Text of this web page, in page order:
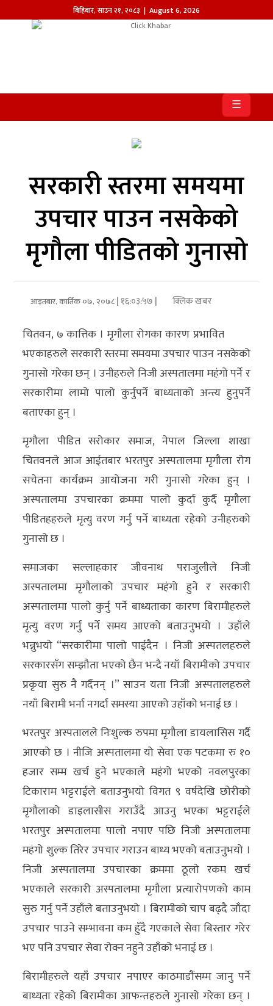
बिहिबार,साउन२१,२०८३ | August 6, 2026
पत्रिका
सम्पादकीय
राजनीति
अन्तर्राष्ट्रिय
अर्थ/
मनाेरञ्जन
विज्ञान
प्रविधि
विचार/
ब्लग
खेलकुद
रोचक
अन्य
क्लिक
खबर
विशेष
राशिफल
फोटो
ग्यालरी
भिडियो
☰
सरकारी स्तरमा समयमा
उपचार पाउन नसकेको
मृगौला पीडितको गुनासो
आइतबार, कार्तिक ०७, २०७८| १६:०३:५७ | क्लिक खबर
चितवन, ७ कात्तिक । मृगौला रोगका कारण प्रभावित
भएकाहरुले सरकारी स्तरमा समयमा उपचार पाउन नसकेको
गुनासो गरेका छन् । उनीहरुले निजी अस्पतालमा महंगो पर्ने र
सरकारीमा लामो पालो कुर्नुपर्ने बाध्यताको अन्त्य हुनुपर्ने
बताएका हुन् ।
मृगौला पीडित सरोकार समाज, नेपाल जिल्ला शाखा
चितवनले आज आईतबार भरतपुर अस्पतालमा मृगौला रोग
सचेतना कार्यक्रम आयोजना गरी गुनासो गरेका हुन् ।
अस्पतालमा उपचारका क्रममा पालो कुर्दा कुर्दै मृगौला
पीडितहहरुले मृत्यु वरण गर्नु पर्ने बाध्यता रहेको उनीहरुको
गुनासो छ ।
समाजका सल्लाहकार जीवनाथ पराजुलीले निजी
अस्पतालमा मृगौलाको उपचार महंगो हुने र सरकारी
अस्पतालमा पालो कुर्नु पर्ने बाध्यताका कारण बिरामीहरुले
मृत्यु वरण गर्नु पर्ने समय आएको बताउनुभयो । उहाँले
भन्नुभयो “सरकारीमा पालो पाईदैन । निजी अस्पतलहरुले
सरकारसँग सम्झौता भएको छैन भन्दै नयाँ बिरामीको उपचार
प्रकृया सुरु नै गर्दैनन् ।” साउन यता निजी अस्पतालहरुले
नयाँ बिरामी भर्ना नगर्दा समस्या आएको उहाँको भनाई छ ।
भरतपुर अस्पतालले निःशुल्क रुपमा मृगौला डायलासिस गर्दै
आएको छ । नीजि अस्पतालमा यो सेवा एक पटकमा रु १०
हजार सम्म खर्च हुने भएकाले महंगो भएको नवलपुरका
टिकाराम भट्टराईले बताउनुभयो विगत ९ वर्षदेखि छोरीको
मृगौलाको डाइलासीस गराउँदै आउनु भएका भट्टराईले
भरतपुर अस्पतालमा पालो नपाए पछि निजी अस्पतालमा
महंगो शुल्क तिरेर उपचार गराउन बाध्य भएको बताउनुभयो ।
निजी अस्पतालमा उपचारका क्रममा ठूलो रकम खर्च
भएकाले सरकारी अस्पतालमा मृगौला प्रत्यारोपणको काम
सुरु गर्नु पर्ने उहाँले बताउनुभयो । बिरामीको चाप बढ्दै जाँदा
उपचार पाउने सम्भावना कम हुँदै गएकाले सेवा बिस्तार गरेर
भए पनि उपचार सेवा रोक्न नहुने उहाँको भनाई छ ।
बिरामीहरुले यहाँ उपचार नपाएर काठमाडौंसम्म जानु पर्ने
बाध्यता रहेको बिरामीका आफन्तहरुले गुनासो गरेका छन् ।